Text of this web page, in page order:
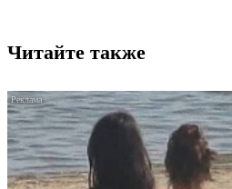
Читайте также